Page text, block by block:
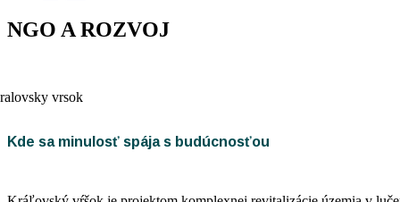
NGO A ROZVOJ
Kde sa minulosť spája s budúcnosťou